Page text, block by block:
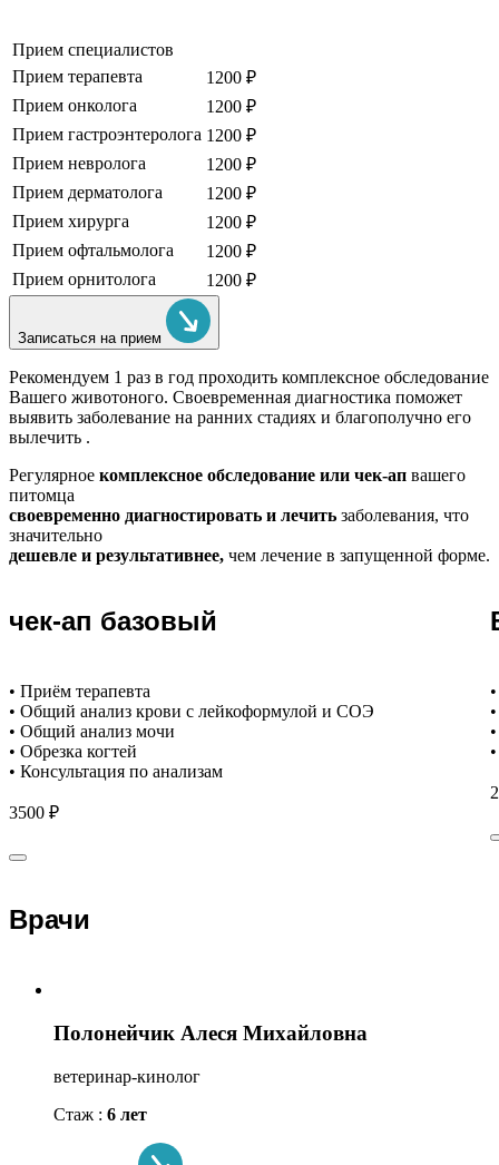
Прием специалистов
Прием терапевта
1200 ₽
Прием онколога
1200 ₽
Прием гастроэнтеролога 1200 ₽
Прием невролога
1200 ₽
Прием дерматолога
1200 ₽
Прием хирурга
1200 ₽
Прием офтальмолога
1200 ₽
Прием орнитолога
1200 ₽
Записаться на прием
Рекомендуем 1 раз в год проходить комплексное обследование
Вашего животоного. Своевременная диагностика поможет
выявить заболевание на ранних стадиях и благополучно его
вылечить .
Регулярное комплексное обследование или чек-ап вашего
питомца
своевременно диагностировать и лечить заболевания, что
значительно
дешевле и результативнее, чем лечение в запущенной форме.
чек-ап базовый
• Приём терапевта
• Общий анализ крови с лейкоформулой и СОЭ
• Общий анализ мочи
• Обрезка когтей
• Консультация по анализам
3500 ₽
Врачи
Полонейчик Алеся Михайловна
ветеринар-кинолог
Стаж : 6 лет